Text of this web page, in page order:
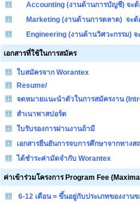
Accounting (งานด้านการบัญชี) จะ
Marketing (งานด้านการตลาด) จะ
Engineering (งานด้านวิศวะกรรม)
เอกสารที่ใช้ในการสมัคร
ใบสมัครจาก Worantex
Resume/
จดหมายแนะนำตัวในการสมัครงาน
สำเนาพาสปอร์ต
ใบรับรองการผ่านงานถ้ามี
เอกสารยืนยันการจบการศึกษาจากทางส
ได้ชำระค่ามัดจำกับ Worantex
ค่าเข้าร่วมโครงการ Program Fee
6-12 เดือน = ขึ้นอยู่กับประเภทของงาน